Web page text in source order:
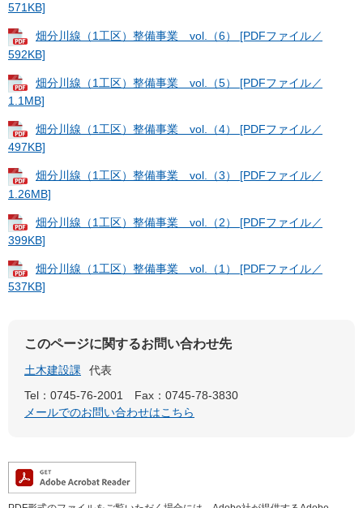
571KB]
畑分川線（1工区）整備事業 vol.（6） [PDFファイル／
592KB]
畑分川線（1工区）整備事業 vol.（5） [PDFファイル／
1.1MB]
畑分川線（1工区）整備事業 vol.（4） [PDFファイル／
497KB]
畑分川線（1工区）整備事業 vol.（3） [PDFファイル／
1.26MB]
畑分川線（1工区）整備事業 vol.（2） [PDFファイル／
399KB]
畑分川線（1工区）整備事業 vol.（1） [PDFファイル／
537KB]
このページに関するお問い合わせ先
土木建設課
代表
Tel：0745-76-2001
Fax：0745-78-3830
メールでのお問い合わせはこちら